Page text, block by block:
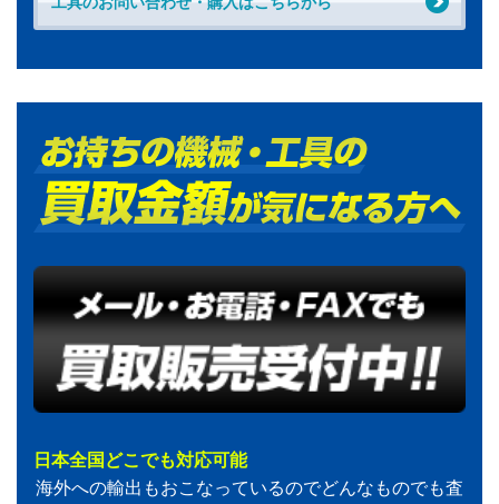
日本全国どこでも対応可能
海外への輸出もおこなっているのでどんなものでも査